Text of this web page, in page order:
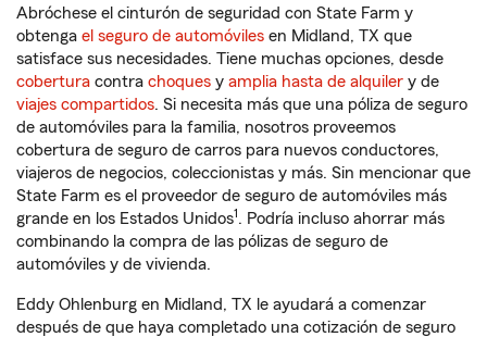
Abróchese el cinturón de seguridad con State Farm y
obtenga el seguro de automóviles en Midland, TX que
satisface sus necesidades. Tiene muchas opciones, desde
cobertura contra choques y amplia hasta de alquiler y de
viajes compartidos. Si necesita más que una póliza de seguro
de automóviles para la familia, nosotros proveemos
cobertura de seguro de carros para nuevos conductores,
viajeros de negocios, coleccionistas y más. Sin mencionar que
State Farm es el proveedor de seguro de automóviles más
grande en los Estados Unidos1. Podría incluso ahorrar más
combinando la compra de las pólizas de seguro de
automóviles y de vivienda.
Eddy Ohlenburg en Midland, TX le ayudará a comenzar
después de que haya completado una cotización de seguro